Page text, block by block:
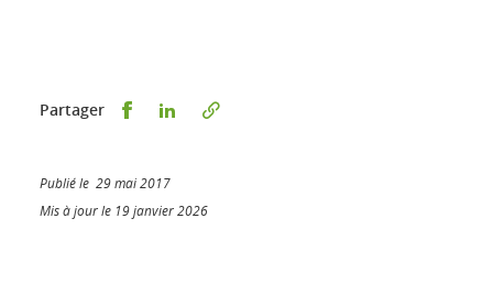
Partager Partager sur Facebook
Partager sur LinkedIn
Publié le 29 mai 2017
Mis à jour le 19 janvier 2026